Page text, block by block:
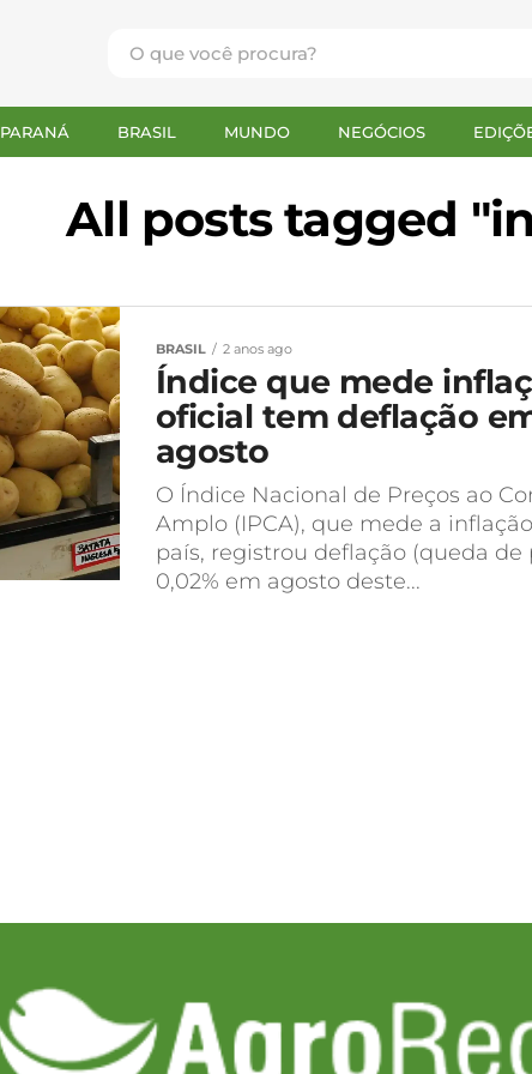
PARANÁ BRASIL MUNDO NEGÓCIOS
All posts tagged
BRASIL 2 anos ago
Índice que mede
oficial tem deflação
agosto
O Índice Nacional de Preços ao
Amplo (IPCA), que mede a
país, registrou deflação (queda de
0,02% em agosto deste...